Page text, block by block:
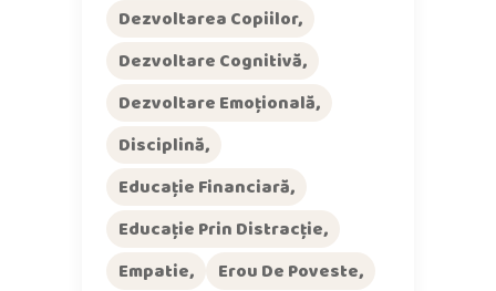
Dezvoltarea Copiilor
Dezvoltare Cognitivă
Dezvoltare Emoțională
Disciplină
Educație Financiară
Educație Prin Distracție
Empatie
Erou De Poveste